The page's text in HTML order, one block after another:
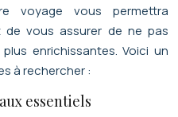
voyage vous permettra
de vous assurer de ne pas
enrichissantes. Voici un
à rechercher :
essentiels